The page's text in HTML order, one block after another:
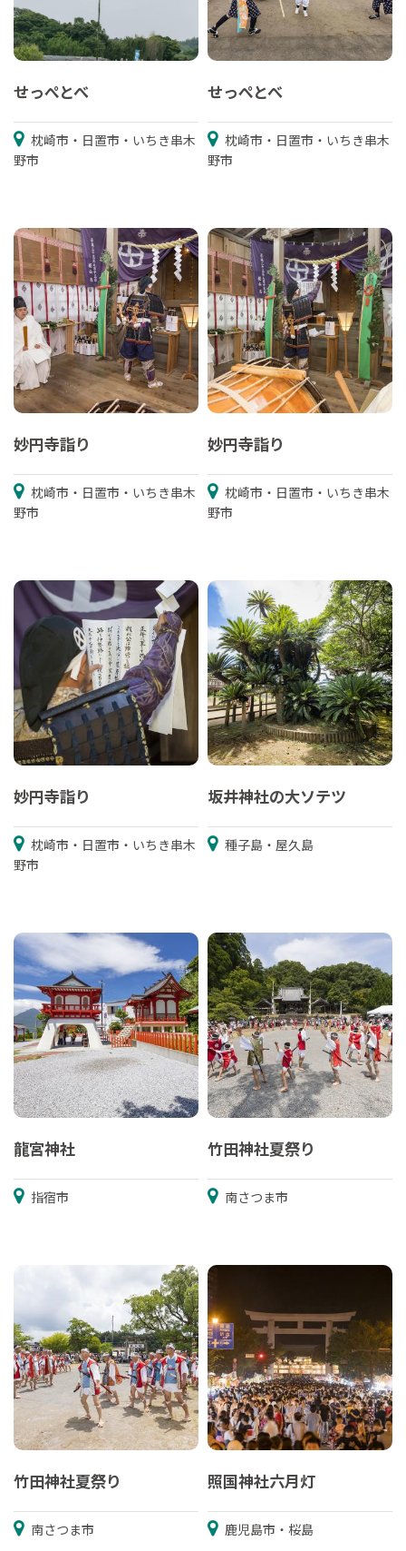
せっぺとべ
枕崎市・日置市・いちき串木
野市
せっぺとべ
枕崎市・日置市・いちき串木
野市
妙円寺詣り
枕崎市・日置市・いちき串木
野市
妙円寺詣り
枕崎市・日置市・いちき串木
野市
妙円寺詣り
枕崎市・日置市・いちき串木
野市
坂井神社の大ソテツ
種子島・屋久島
龍宮神社
指宿市
竹田神社夏祭り
南さつま市
竹田神社夏祭り
南さつま市
照国神社六月灯
鹿児島市・桜島